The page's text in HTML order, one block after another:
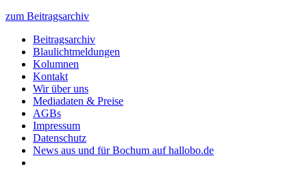
zum Beitragsarchiv
Beitragsarchiv
Blaulichtmeldungen
Kolumnen
Kontakt
Wir über uns
Mediadaten & Preise
AGBs
Impressum
Datenschutz
News aus und für Bochum auf hallobo.de